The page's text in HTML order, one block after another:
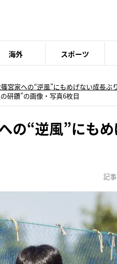
海外 スポーツ
宮家への“逆風”にもめげない成長ぶ
研鑽”の画像・写真6枚目
の“逆風”にも
記